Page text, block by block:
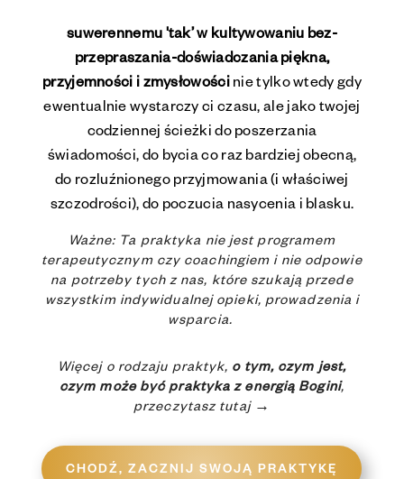
suwerennemu 'tak’ w kultywowaniu bez-
przepraszania-doświadczania piękna,
przyjemności i zmysłowościnie tylko wtedy gdy
ewentualnie wystarczy ci czasu, ale jako twojej
codziennej ścieżki do poszerzania
świadomości, do bycia co raz bardziej obecną,
do rozluźnionego przyjmowania (i właściwej
szczodrości), do poczucia nasycenia i blasku.
Ważne: Ta praktyka nie jest programem
terapeutycznym czy coachingiem i nie odpowie
na potrzeby tych z nas, które szukają przede
wszystkim indywidualnej opieki, prowadzenia i
wsparcia.
Więcej o rodzaju praktyk, o tym, czym jest,
czym może być praktyka z energią Bogini,
przeczytasz tutaj →
CHODŹ, ZACZNIJ SWOJĄ PRAKTYKĘ